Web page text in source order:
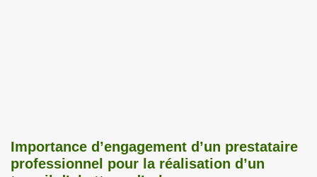
Importance d’engagement d’un prestataire
professionnel pour la réalisation d’un